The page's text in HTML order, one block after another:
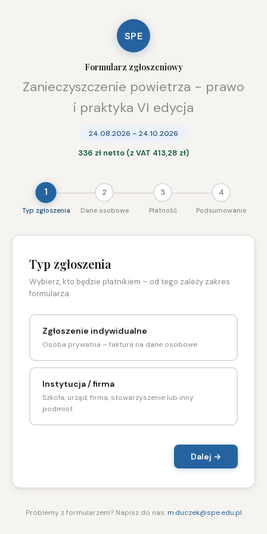
SPE
Formularz zgłoszeniowy
Zanieczyszczenie powietrza - prawo
i praktyka VI edycja
24.08.2026 – 24.10.2026
336 zł netto (z VAT 413,28 zł)
1
Typ zgłoszenia
2
Dane osobowe
3
Płatność
4
Podsumowanie
Typ zgłoszenia
Wybierz, kto będzie płatnikiem – od tego zależy zakres
formularza
Zgłoszenie indywidualne
Osoba prywatna – faktura na dane osobowe
Instytucja / firma
Szkoła, urząd, firma, stowarzyszenie lub inny
podmiot
Dalej →
Problemy z formularzem? Napisz do nas: m.duczek@spe.edu.pl